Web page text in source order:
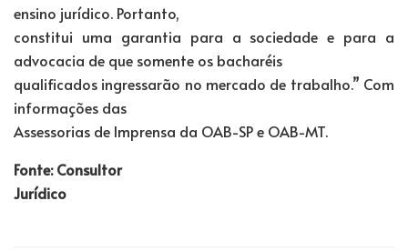
ensino jurídico. Portanto,
constitui uma garantia para a sociedade e para a
advocacia de que somente os bacharéis
qualificados ingressarão no mercado de trabalho.” Com
informações das
Assessorias de Imprensa da OAB-SP e OAB-MT.
Fonte: Consultor
Jurídico